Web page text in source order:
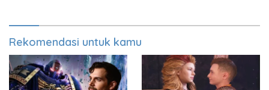
Rekomendasi untuk kamu